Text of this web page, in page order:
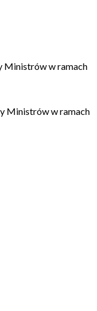
Ministrów w ramach
Ministrów w ramach